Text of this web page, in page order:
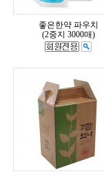
좋은한약 파우치
(2중지 3000매)